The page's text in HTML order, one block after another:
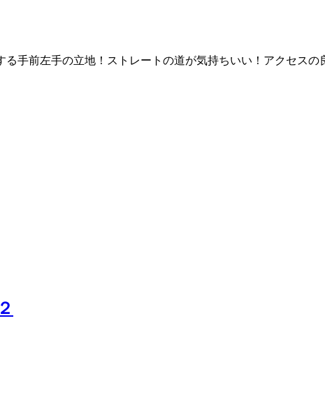
手前左手の立地！ストレートの道が気持ちいい！アクセスの